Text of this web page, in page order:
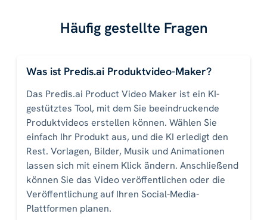
Häufig gestellte Fragen
Was ist Predis.ai Produktvideo-Maker?
Das Predis.ai Product Video Maker ist ein KI-
gestütztes Tool, mit dem Sie beeindruckende
Produktvideos erstellen können. Wählen Sie
einfach Ihr Produkt aus, und die KI erledigt den
Rest. Vorlagen, Bilder, Musik und Animationen
lassen sich mit einem Klick ändern. Anschließend
können Sie das Video veröffentlichen oder die
Veröffentlichung auf Ihren Social-Media-
Plattformen planen.